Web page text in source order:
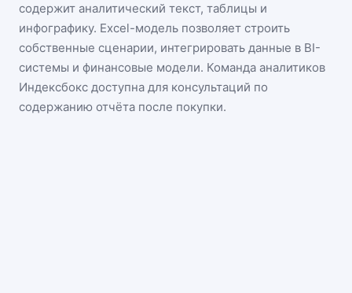
содержит аналитический текст, таблицы и
инфографику. Excel-модель позволяет строить
собственные сценарии, интегрировать данные в BI-
системы и финансовые модели. Команда аналитиков
Индексбокс доступна для консультаций по
содержанию отчёта после покупки.